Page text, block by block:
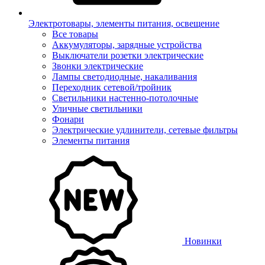
Электротовары, элементы питания, освещение
Все товары
Аккумуляторы, зарядные устройства
Выключатели розетки электрические
Звонки электрические
Лампы светодиодные, накаливания
Переходник сетевой/тройник
Светильники настенно-потолочные
Уличные светильники
Фонари
Электрические удлинители, сетевые фильтры
Элементы питания
Новинки